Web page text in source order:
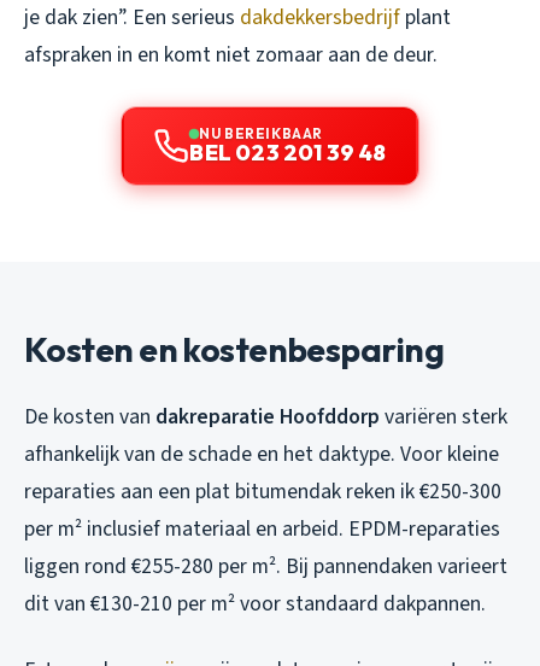
je dak zien”. Een serieus dakdekkersbedrijf plant
afspraken in en komt niet zomaar aan de deur.
NU BEREIKBAAR
BEL 023 201 39 48
Kosten en kostenbesparing
De kosten van dakreparatie Hoofddorp variëren sterk
afhankelijk van de schade en het daktype. Voor kleine
reparaties aan een plat bitumendak reken ik €250-300
per m² inclusief materiaal en arbeid. EPDM-reparaties
liggen rond €255-280 per m². Bij pannendaken varieert
dit van €130-210 per m² voor standaard dakpannen.